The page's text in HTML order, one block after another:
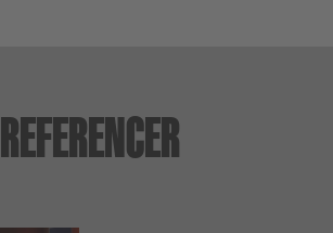
REFERENCER